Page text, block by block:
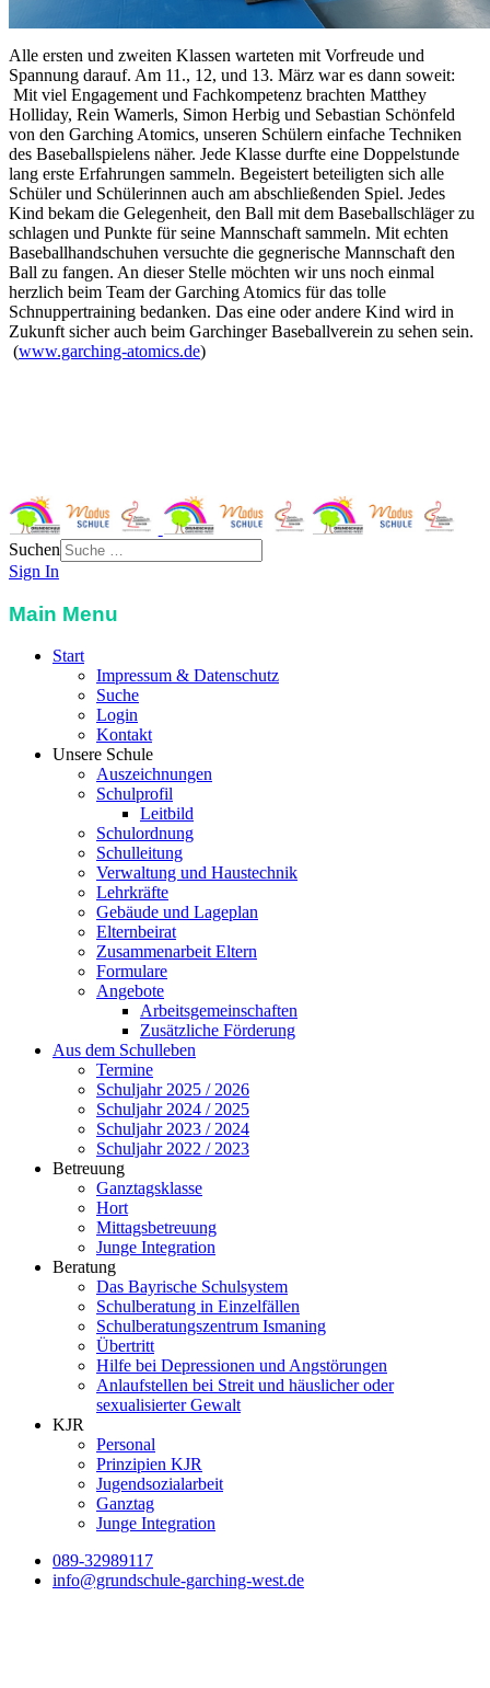
Alle ersten und zweiten Klassen warteten mit Vorfreude und
Spannung darauf. Am 11., 12, und 13. März war es dann soweit:
Mit viel Engagement und Fachkompetenz brachten Matthey
Holliday, Rein Wamerls, Simon Herbig und Sebastian Schönfeld
von den Garching Atomics, unseren Schülern einfache Techniken
des Baseballspielens näher. Jede Klasse durfte eine Doppelstunde
lang erste Erfahrungen sammeln. Begeistert beteiligten sich alle
Schüler und Schülerinnen auch am abschließenden Spiel. Jedes
Kind bekam die Gelegenheit, den Ball mit dem Baseballschläger zu
schlagen und Punkte für seine Mannschaft sammeln. Mit echten
Baseballhandschuhen versuchte die gegnerische Mannschaft den
Ball zu fangen. An dieser Stelle möchten wir uns noch einmal
herzlich beim Team der Garching Atomics für das tolle
Schnuppertraining bedanken. Das eine oder andere Kind wird in
Zukunft sicher auch beim Garchinger Baseballverein zu sehen sein.
(www.garching-atomics.de)
Suchen
Sign In
Main Menu
Start
Impressum & Datenschutz
Suche
Login
Kontakt
Unsere Schule
Auszeichnungen
Schulprofil
Leitbild
Schulordnung
Schulleitung
Verwaltung und Haustechnik
Lehrkräfte
Gebäude und Lageplan
Elternbeirat
Zusammenarbeit Eltern
Formulare
Angebote
Arbeitsgemeinschaften
Zusätzliche Förderung
Aus dem Schulleben
Termine
Schuljahr 2025 / 2026
Schuljahr 2024 / 2025
Schuljahr 2023 / 2024
Schuljahr 2022 / 2023
Betreuung
Ganztagsklasse
Hort
Mittagsbetreuung
Junge Integration
Beratung
Das Bayrische Schulsystem
Schulberatung in Einzelfällen
Schulberatungszentrum Ismaning
Übertritt
Hilfe bei Depressionen und Angstörungen
Anlaufstellen bei Streit und häuslicher oder
sexualisierter Gewalt
KJR
Personal
Prinzipien KJR
Jugendsozialarbeit
Ganztag
Junge Integration
089-32989117
info@grundschule-garching-west.de